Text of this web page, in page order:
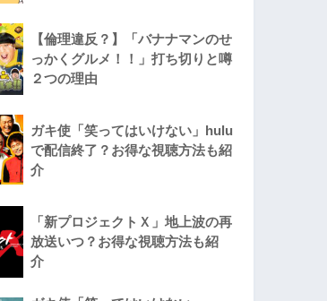
【倫理違反？】「バナナマンのせ
っかくグルメ！！」打ち切りと噂
２つの理由
ガキ使「笑ってはいけない」hulu
で配信終了？お得な視聴方法も紹
介
「新プロジェクトＸ」地上波の再
放送いつ？お得な視聴方法も紹
介